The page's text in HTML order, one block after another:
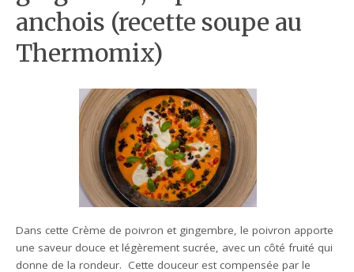
anchois (recette soupe au
Thermomix)
Dans cette Crème de poivron et gingembre, le poivron apporte
une saveur douce et légèrement sucrée, avec un côté fruité qui
donne de la rondeur. Cette douceur est compensée par le